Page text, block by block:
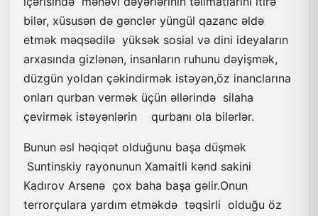
bilər, xüsusən də gənclər yüngül qazanc əldə
etmək məqsədilə yüksək sosial və dini ideyaların
arxasında gizlənən, insanların ruhunu dəyişmək,
düzgün yoldan çəkindirmək istəyən,öz inanclarına
onları qurban vermək üçün əllərində silaha
çevirmək istəyənlərin qurbanı ola bilərlər.
Bunun əsl həqiqət olduğunu başa düşmək
Suntinskiy rayonunun Xamaitli kənd sakini
Kadırov Arsenə çox baha başa gəlir.Onun
terrorçulara yardım etməkdə təqsirli olduğu öz